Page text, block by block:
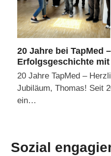
20 Jahre bei TapMed
Erfolgsgeschichte
20 Jahre TapMed –
Jubiläum, Thomas! Seit
ein…
Sozial